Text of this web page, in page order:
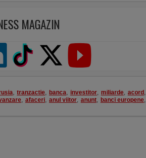
MAGAZIN
, tranzactie, banca, investitor, miliarde, acord ,
, afaceri, anul viitor, anunt, banci europene,